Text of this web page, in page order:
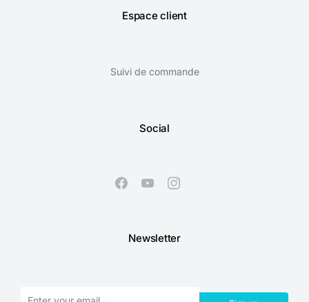
Espace client
Suivi de commande
Social
Newsletter